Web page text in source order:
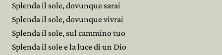
Splenda il sole, dovunque sarai
Splenda il sole, dovunque vivrai
Splenda il sole, sul cammino tuo
Splenda il sole e la luce di un Dio